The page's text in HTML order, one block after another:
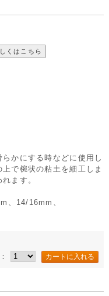
くはこちら
かにする時などに使用し
で椀状の粘土を細工しま
ます。
、14/16mm、